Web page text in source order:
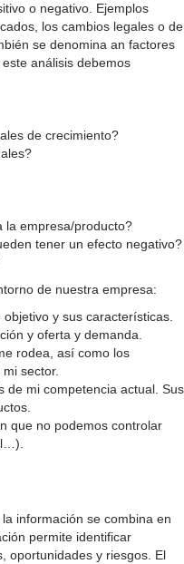
o negativo. Ejemplos
los cambios legales o de
se denomina an factores
análisis debemos
de crecimiento?
la empresa/producto?
tener un efecto negativo?
de nuestra empresa:
y sus características.
y oferta y demanda.
rodea, así como los
sector.
de mi competencia actual. Sus
que no podemos controlar
información se combina en
permite identificar
oportunidades y riesgos. El